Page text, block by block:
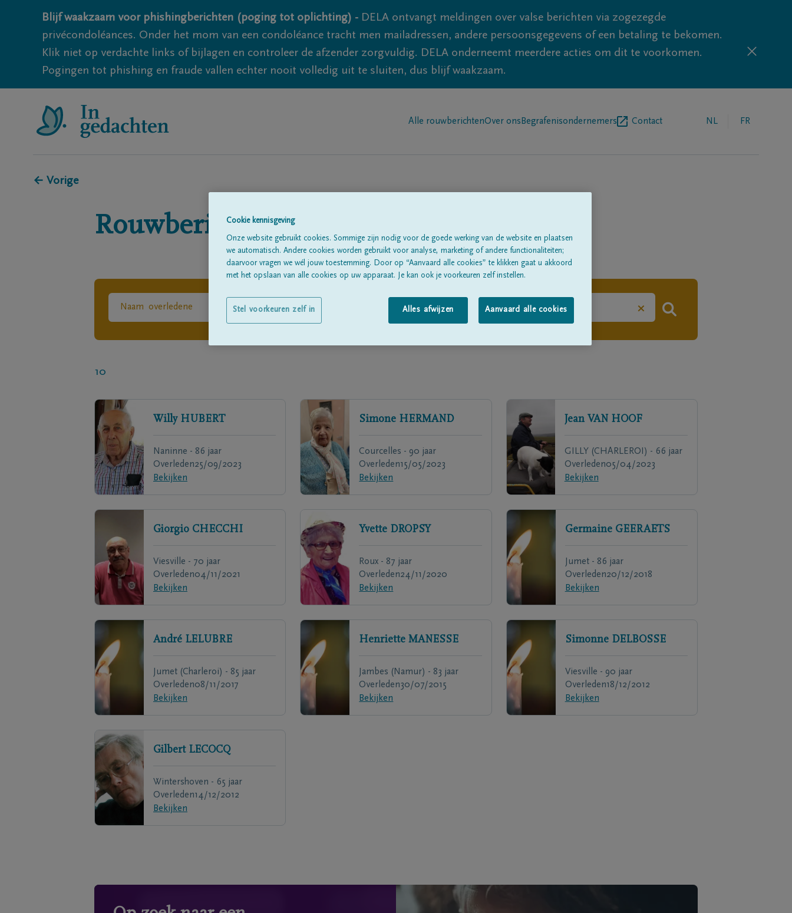
Blijf waakzaam voor phishingberichten (poging tot oplichting) - DELA ontvangt meldingen over valse berichten via zogezegde
privécondoléances. Onder het mom van een condoléance tracht men mailadressen, andere persoonsgegevens of een betaling te bekomen.
Klik niet op verdachte links of bijlagen en controleer de afzender zorgvuldig. DELA onderneemt meerdere acties om dit te voorkomen.
Pogingen tot phishing en fraude vallen echter nooit volledig uit te sluiten, dus blijf waakzaam.
Alle rouwberichtenOver ons Begrafenisondernemers Contact NL FR
← Vorige
Rouwberichten in 'Viesville'
×
10
Willy HUBERT
Naninne - 86 jaar
Overleden25/09/2023
Bekijken
Simone HERMAND
Courcelles - 90 jaar
Overleden15/05/2023
Bekijken
Jean VAN HOOF
GILLY (CHARLEROI) - 66 jaar
Overleden05/04/2023
Bekijken
Giorgio CHECCHI
Viesville - 70 jaar
Overleden04/11/2021
Bekijken
Yvette DROPSY
Roux - 87 jaar
Overleden24/11/2020
Bekijken
Germaine GEERAETS
Jumet - 86 jaar
Overleden20/12/2018
Bekijken
André LELUBRE
Jumet (Charleroi) - 85 jaar
Overleden08/11/2017
Bekijken
Henriette MANESSE
Jambes (Namur) - 83 jaar
Overleden30/07/2015
Bekijken
Simonne DELBOSSE
Viesville - 90 jaar
Overleden18/12/2012
Bekijken
Gilbert LECOCQ
Wintershoven - 65 jaar
Overleden14/12/2012
Bekijken
Cookie kennisgeving
Onze website gebruikt cookies. Sommige zijn nodig voor de goede werking van de website en plaatsen
we automatisch. Andere cookies worden gebruikt voor analyse, marketing of andere functionaliteiten;
daarvoor vragen we wél jouw toestemming. Door op “Aanvaard alle cookies” te klikken gaat u akkoord
met het opslaan van alle cookies op uw apparaat. Je kan ook je voorkeuren zelf instellen.
Alles afwijzen Aanvaard alle cookies
Stel voorkeuren zelf in